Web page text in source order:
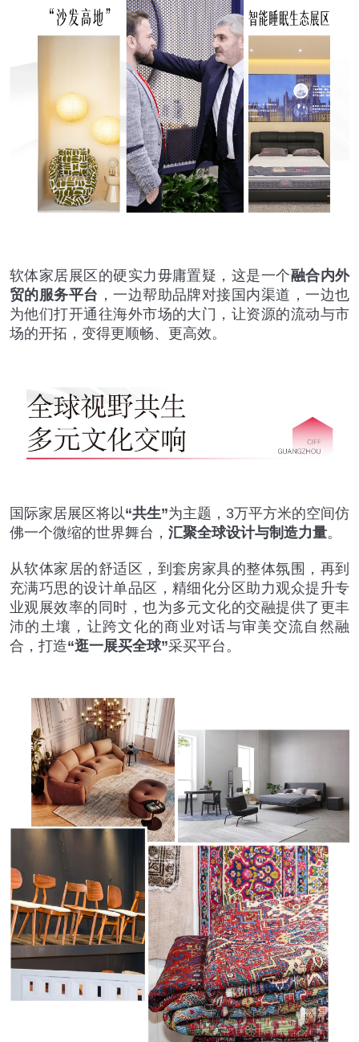
软体家居展区的硬实力毋庸置疑，这是一个融合内外
贸的服务平台 ，一边帮助品牌对接国内渠道，一边也
为他们打开通往海外市场的大门，让资源的流动与市
场的开拓，变得更顺畅、更高效。
国际家居展区将以“共生”为主题，3万平方米的空间仿
佛一个微缩的世界舞台， 汇聚全球设计与制造力量。
从软体家居的舒适区，到套房家具的整体氛围，再到
充满巧思的设计单品区，精细化分区助力观众提升专
业观展效率的同时，也为多元文化的交融提供了更丰
沛的土壤，让跨文化的商业对话与审美交流自然融
合，打造“逛一展买全球”采买平台。